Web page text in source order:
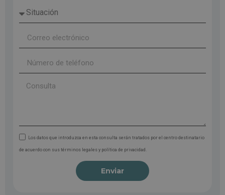
Los datos que introduzca en esta consulta serán tratados por el centro destinatario
de acuerdo con sus términos legales y política de privacidad.
Enviar